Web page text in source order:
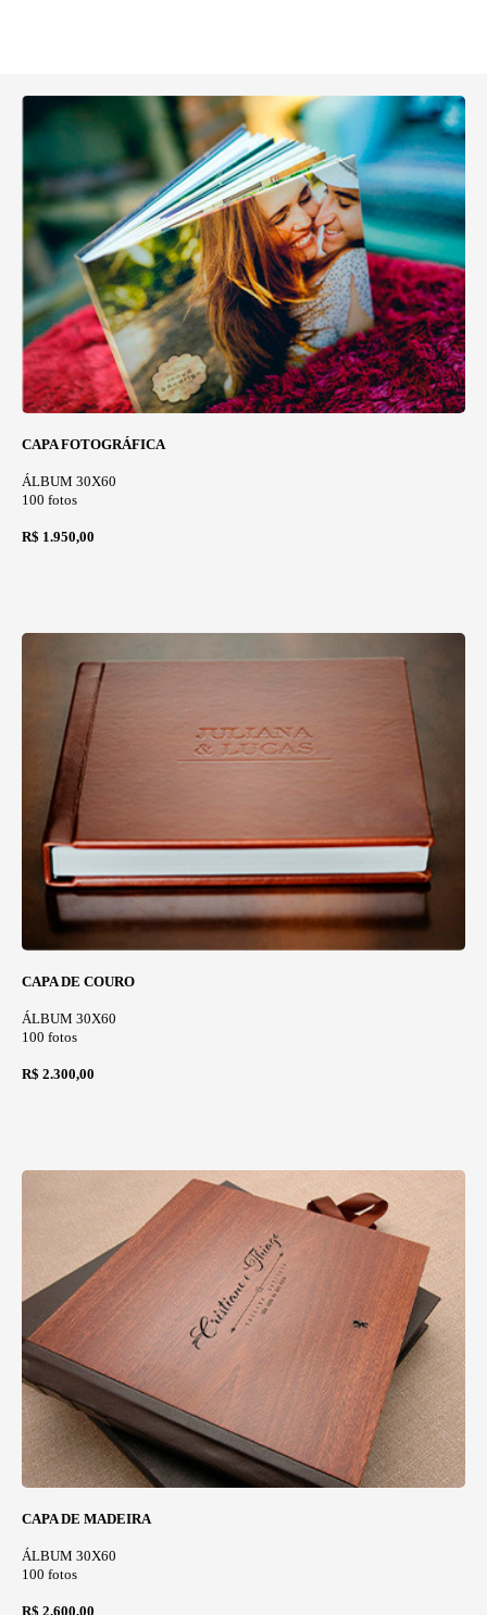
CAPA FOTOGRÁFICA
ÁLBUM 30X60
100 fotos
R$ 1.950,00
CAPA DE COURO
ÁLBUM 30X60
100 fotos
R$ 2.300,00
CAPA DE MADEIRA
ÁLBUM 30X60
100 fotos
R$ 2.600,00